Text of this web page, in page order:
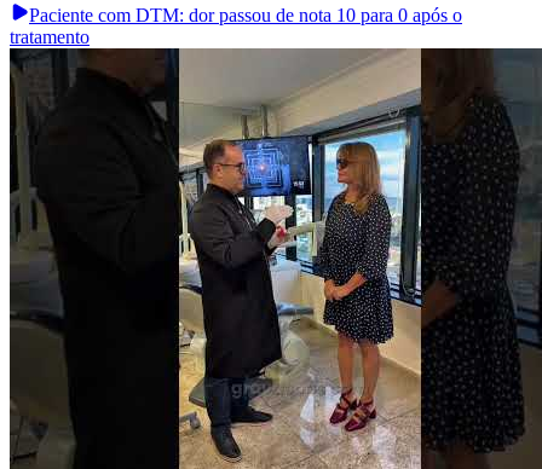
Paciente com DTM: dor passou de nota 10 para 0 após o
tratamento